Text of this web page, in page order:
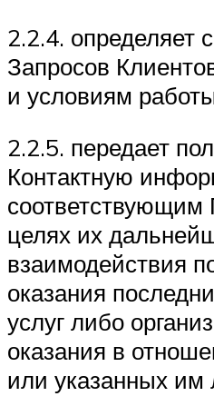
2.2.4. определяет
Запросов
и условиям
2.2.5. передает
Контактную
соответствующим
целях их
взаимодействия
оказания
услуг либо
оказания в
или указанных им